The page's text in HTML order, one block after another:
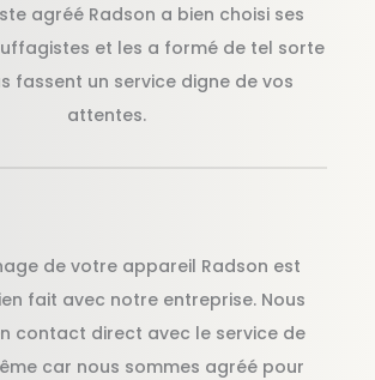
agréé Radson a bien choisi ses
et les a formé de tel sorte
fassent un service digne de vos
attentes.
de votre appareil Radson est
fait avec notre entreprise. Nous
contact direct avec le service de
car nous sommes agréé pour